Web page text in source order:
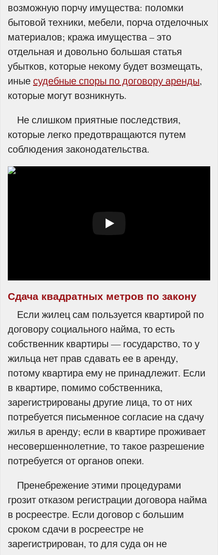
возможную порчу имущества: поломки
бытовой техники, мебели, порча отделочных
материалов; кража имущества – это
отдельная и довольно большая статья
убытков, которые некому будет возмещать,
иныесудебные споры по договору аренды,
которые могут возникнуть.
Не слишком приятные последствия,
которые легко предотвращаются путем
соблюдения законодательства.
Сдача квадратных метров по закону
Если жилец сам пользуется квартирой по
договору социального найма, то есть
собственник квартиры — государство, то у
жильца нет прав сдавать ее в аренду,
потому квартира ему не принадлежит. Если
в квартире, помимо собственника,
зарегистрированы другие лица, то от них
потребуется письменное согласие на сдачу
жилья в аренду; если в квартире проживает
несовершеннолетние, то такое разрешение
потребуется от органов опеки.
Пренебрежение этими процедурами
грозит отказом регистрации договора найма
в росреестре. Если договор с большим
сроком сдачи в росреестре не
зарегистрирован, то для суда он не